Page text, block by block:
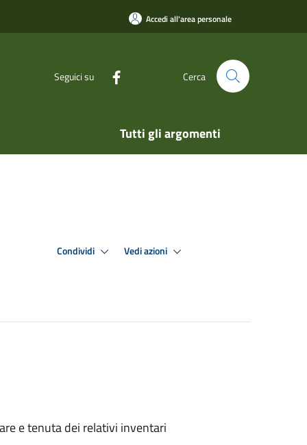
Accedi all'area personale
Seguici su Cerca
Tutti gli argomenti
Condividi Vedi azioni
e tenuta dei relativi inventari